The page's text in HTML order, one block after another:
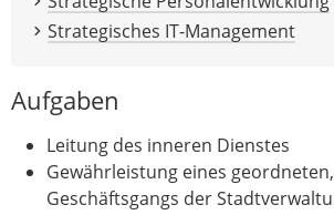
Strategisches IT-Management
Aufgaben
Leitung des inneren Dienstes
Gewährleistung eines
Geschäftsgangs der